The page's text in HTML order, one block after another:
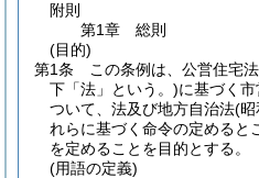
附則
第1章
総則
(目的)
第1条
この条例は、公営住宅法
下「法」という。)に基づく
ついて、法及び地方自治法(昭
れらに基づく命令の定めると
を定めることを目的とする。
(用語の定義)